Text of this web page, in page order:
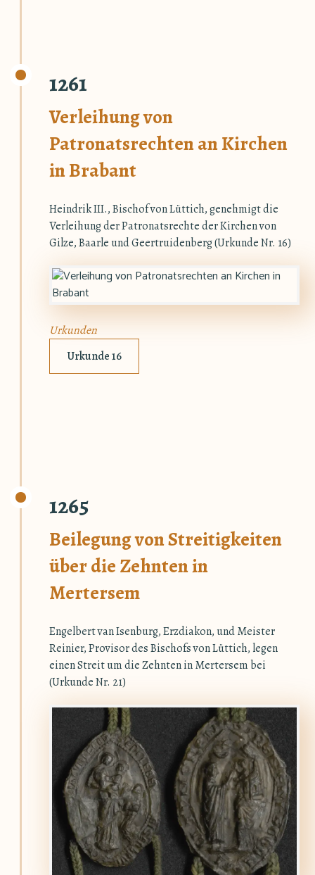
1261
Verleihung von
Patronatsrechten an Kirchen
in Brabant
Heindrik III., Bischof von Lüttich, genehmigt die
Verleihung der Patronatsrechte der Kirchen von
Gilze, Baarle und Geertruidenberg (Urkunde Nr. 16)
Urkunden
Urkunde 16
1265
Beilegung von Streitigkeiten
über die Zehnten in
Mertersem
Engelbert van Isenburg, Erzdiakon, und Meister
Reinier, Provisor des Bischofs von Lüttich, legen
einen Streit um die Zehnten in Mertersem bei
(Urkunde Nr. 21)